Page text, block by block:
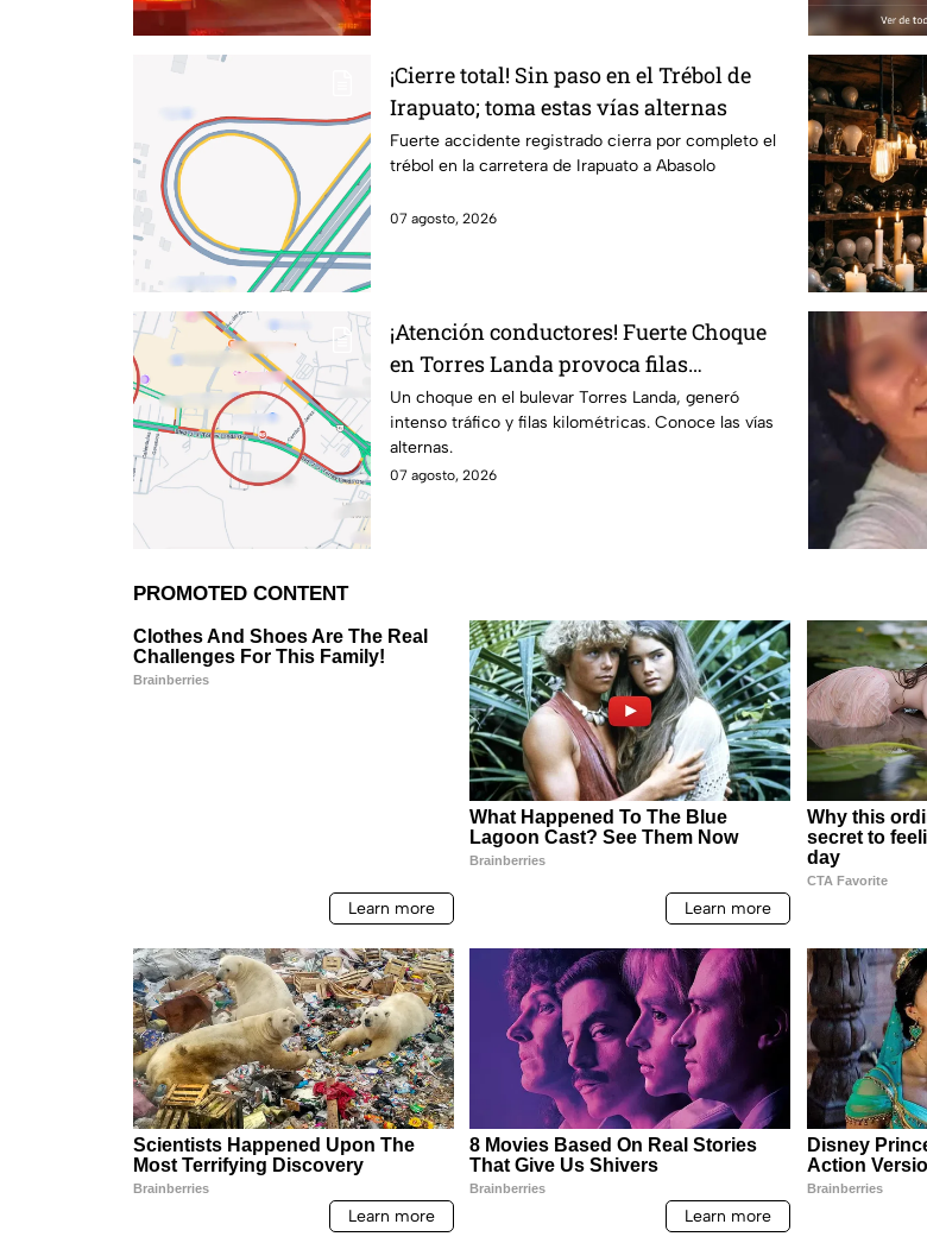
¡Cierre total! Sin paso en el Trébol de
Irapuato; toma estas vías alternas
Fuerte accidente registrado cierra por completo el
trébol en la carretera de Irapuato a Abasolo
07 agosto, 2026
¡Atención conductores! Fuerte Choque
en Torres Landa provoca filas
kilométricas a esta altura
Un choque en el bulevar Torres Landa, generó
intenso tráfico y filas kilométricas. Conoce las vías
alternas.
07 agosto, 2026